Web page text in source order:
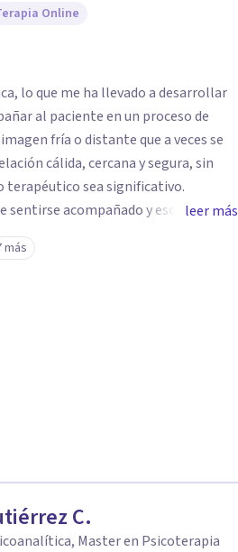
Online
lo que me ha llevado a desarrollar
al paciente en un proceso de
fría o distante que a veces se
cálida, cercana y segura, sin
terapéutico sea significativo.
sentirse acompañado y escuchado,
afuera, qué se repite, qué
hay lugar para todo: risas,
leer más
más
C.
Master en Psicoterapia